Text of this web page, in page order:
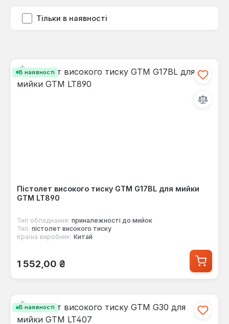
Тільки в наявності
В наявності
Пістолет високого тиску GTM G17BL для мийки
GTM LT890
Тип обладнання: приналежності до мийок
Тип: пістолет високого тиску
Країна виробник: Китай
Звичайна ціна:
1 552,00 ₴
В наявності